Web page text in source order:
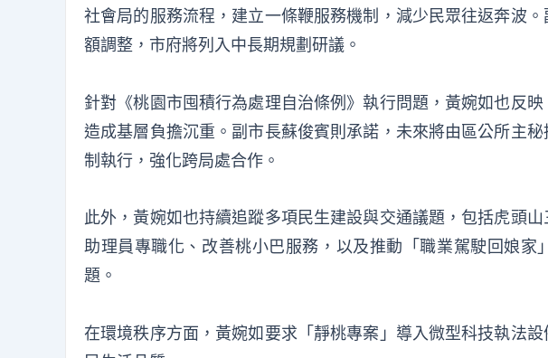
社會局的服務流程，建立一條鞭服務機制，減少民眾往返奔波
額調整，市府將列入中長期規劃研議。
針對《桃園市囤積行為處理自治條例》執行問題，黃婉如也反
造成基層負擔沉重。副市長蘇俊賓則承諾，未來將由區公所主
制執行，強化跨局處合作。
此外，黃婉如也持續追蹤多項民生建設與交通議題，包括虎頭
助理員專職化、改善桃小巴服務，以及推動「職業駕駛回娘家
題。
在環境秩序方面，黃婉如要求「靜桃專案」導入微型科技執法